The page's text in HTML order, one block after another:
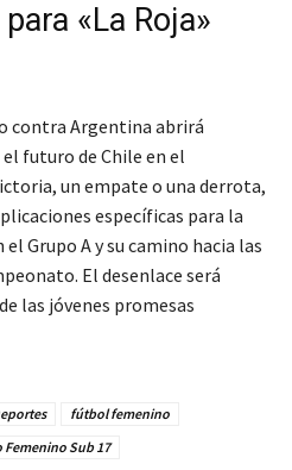
«La Roja»
contra Argentina abrirá
futuro de Chile en el
un empate o una derrota,
específicas para la
Grupo A y su camino hacia las
El desenlace será
las jóvenes promesas
fútbol femenino
Sub 17